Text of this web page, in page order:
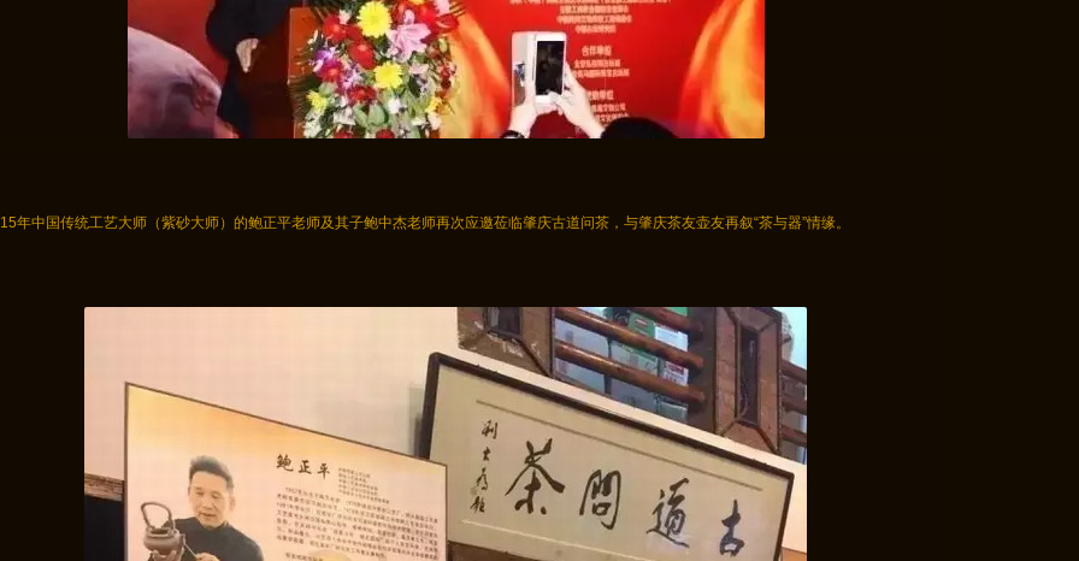
年中国传统工艺大师（紫砂大师）的鲍正平老师及其子鲍中杰老师再次应邀莅临肇庆古道问茶，与肇庆茶友壶友再叙“茶与器”情缘。